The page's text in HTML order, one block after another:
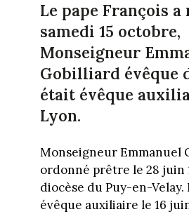
Le pape François a
samedi 15 octobre,
Monseigneur
Gobilliard évêque
était évêque
Lyon.
Monseigneur Emmanuel
ordonné prêtre le 28 juin
diocèse du Puy-en-Velay.
évêque auxiliaire le 16